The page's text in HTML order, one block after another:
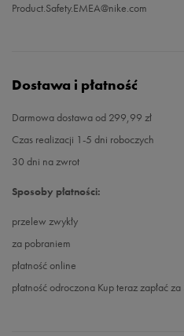
Product.Safety.EMEA@nike.com
Dostawa i płatność
Darmowa dostawa od 299,99 zł
Czas realizacji 1-5 dni roboczych
30 dni na zwrot
Sposoby płatności:
przelew zwykły
za pobraniem
płatność online
płatność odroczona Kup teraz zapłać